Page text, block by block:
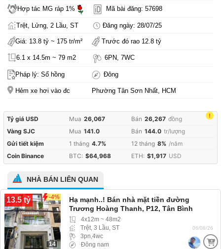
Hợp tác MG ráp 1% Mã bài đăng: 57698
Trệt, Lửng, 2 Lầu, ST Đăng ngày: 28/07/25
Giá: 13.8 tỷ ~ 175 tr/m² Trước đó rao 12.8 tỷ
6.1 x 14.5m ~ 79 m2 6PN, 7WC
Pháp lý: Sổ hồng Đông
Hẻm xe hơi vào đc Phường Tân Sơn Nhất, HCM
!
Tỷ giá USD Mua 26,067 Bán 26,267 đồng
Vàng SJC
Mua 141.0 Bán 144.0 tr/lượng
Gửi tiết kiệm
1 tháng 4.7% 12 tháng 8% /năm
Coin Binance
BTC: $64,968 ETH: $1,917 USD
NHÀ BÁN LIÊN QUAN
13.5 tỷ -4%
14
Hạ mạnh..! Bán nhà mặt tiền đường
Trương Hoàng Thanh, P12, Tân Bình
4x12m ~ 48m2
Trệt, 3 Lầu, ST
3pn,4wc
Đông nam
06/08/26